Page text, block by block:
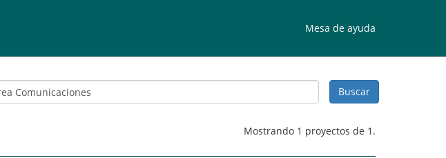
Mesa de ayuda
Mostrando 1 proyectos de 1.